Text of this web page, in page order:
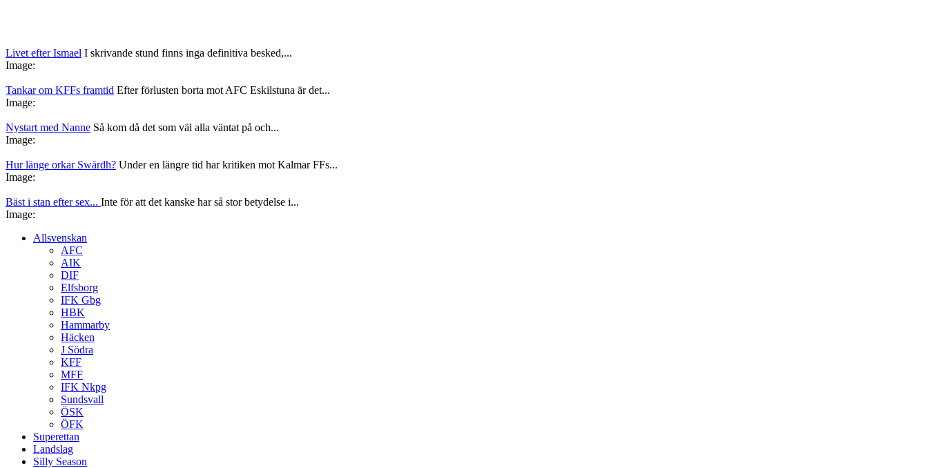
Livet efter Ismael I skrivande stund finns inga definitiva besked,...
Image:
Tankar om KFFs framtid Efter förlusten borta mot AFC Eskilstuna är det...
Image:
Nystart med Nanne Så kom då det som väl alla väntat på och...
Image:
Hur länge orkar Swärdh? Under en längre tid har kritiken mot Kalmar FFs...
Image:
Bäst i stan efter sex... Inte för att det kanske har så stor betydelse i...
Image:
Allsvenskan
AFC
AIK
DIF
Elfsborg
IFK Gbg
HBK
Hammarby
Häcken
J Södra
KFF
MFF
IFK Nkpg
Sundsvall
ÖSK
ÖFK
Superettan
Landslag
Silly Season